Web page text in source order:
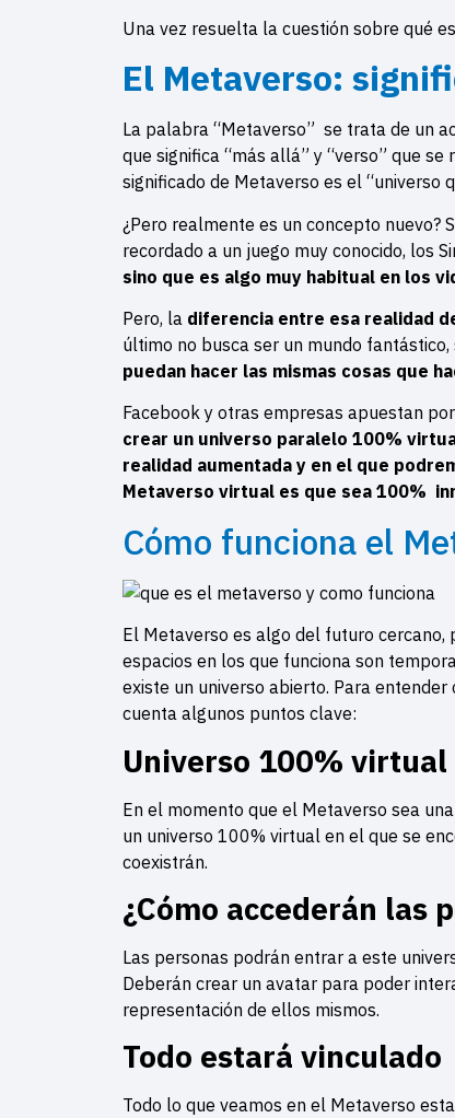
Una vez resuelta la cuestión sobre qué
El Metaverso:
La palabra “Metaverso” se trata de un
que significa “más allá” y “verso” que
significado de Metaverso es el “universo
¿Pero realmente es un concepto nuevo?
recordado a un juego muy conocido, los
sino que es algo muy habitual en los
Pero, la diferencia entre esa realidad
último no busca ser un mundo fantástico,
puedan hacer las mismas cosas que
Facebook y otras empresas apuestan
crear un universo paralelo 100%
realidad aumentada y en el que
Metaverso virtual es que sea 100%
Cómo funciona el
El Metaverso es algo del futuro cercano,
espacios en los que funciona son
existe un universo abierto. Para
cuenta algunos puntos clave:
Universo 100% virtual
En el momento que el Metaverso sea
un universo 100% virtual en el que se
coexistrán.
¿Cómo accederán las
Las personas podrán entrar a este
Deberán crear un avatar para poder
representación de ellos mismos.
Todo estará vinculado
Todo lo que veamos en el Metaverso